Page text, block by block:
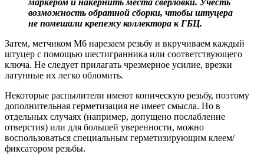
возможность обратной сборки, чтобы штуцера
не помешали крепежу коллектора к ГБЦ.
Затем, метчиком М6 нарезаем резьбу и вкручиваем каждый
штуцер с помощью шестигранника или соответствующего
ключа. Не следует прилагать чрезмерное усилие, врезки
латунные их легко обломить.
Некоторые распылители имеют коническую резьбу, поэтому
дополнительная герметизация не имеет смысла. Но в
отдельных случаях (например, допущено послабление
отверстия) или для большей уверенности, можно
воспользоваться специальным герметизирующим клеем/
фиксатором резьбы.